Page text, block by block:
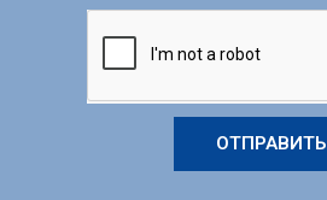
ОТПРАВИТЬ